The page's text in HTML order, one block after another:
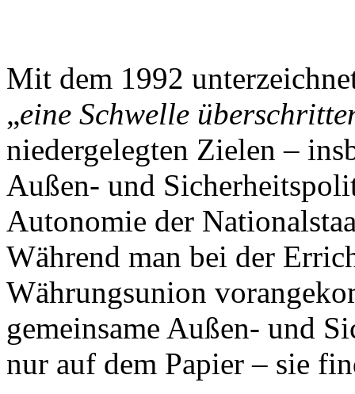
Mit dem 1992
„eine Schwelle
niedergelegten Zielen –
Außen- und
Autonomie der
Während man bei der
Währungsunion
gemeinsame Außen- und
nur auf dem Papier – sie